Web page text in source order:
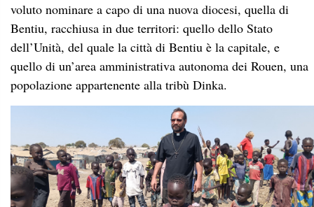
voluto nominare a capo di una nuova diocesi, quella di
Bentiu, racchiusa in due territori: quello dello Stato
dell’Unità, del quale la città di Bentiu è la capitale, e
quello di un’area amministrativa autonoma dei Rouen, una
popolazione appartenente alla tribù Dinka.